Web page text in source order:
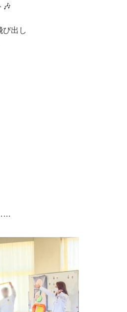
🎶
び出し